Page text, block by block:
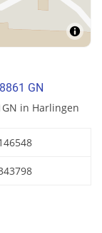
GN
in Harlingen